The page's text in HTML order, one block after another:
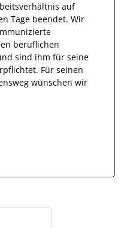
auf
Tage beendet. Wir
beruflichen
sind ihm für seine
Für seinen
wünschen wir